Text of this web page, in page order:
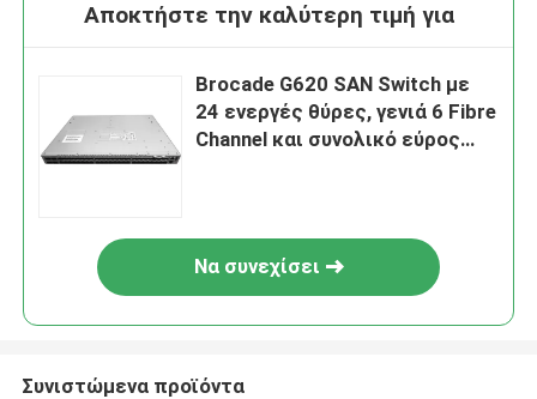
Αποκτήστε την καλύτερη τιμή για
Brocade G620 SAN Switch με
24 ενεργές θύρες, γενιά 6 Fibre
Channel και συνολικό εύρος
Να συνεχίσει
Συνιστώμενα προϊόντα